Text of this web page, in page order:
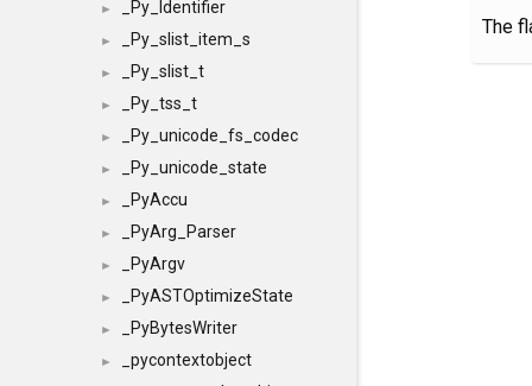
► _Py_Identifier
► _Py_slist_item_s
► _Py_slist_t
► _Py_tss_t
► _Py_unicode_fs_codec
► _Py_unicode_state
► _PyAccu
► _PyArg_Parser
► _PyArgv
► _PyASTOptimizeState
► _PyBytesWriter
►
_pycontextobject
The